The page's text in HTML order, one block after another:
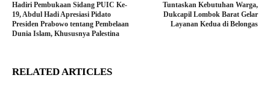
Hadiri Pembukaan Sidang PUIC Ke-
19, Abdul Hadi Apresiasi Pidato
Presiden Prabowo tentang Pembelaan
Dunia Islam, Khususnya Palestina
Tuntaskan Kebutuhan Warga,
Dukcapil Lombok Barat Gelar
Layanan Kedua di Belongas
RELATED ARTICLES